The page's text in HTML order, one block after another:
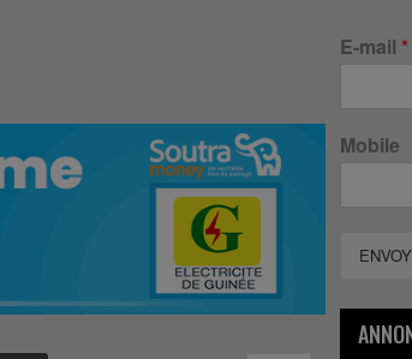
E-mail *
Mobile